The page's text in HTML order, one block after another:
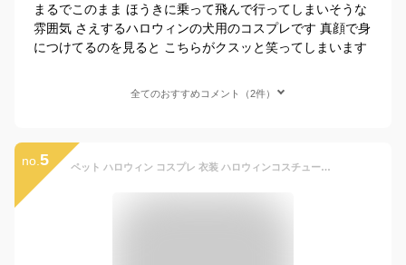
まるでこのまま ほうきに乗って飛んで行ってしまいそうな
雰囲気 さえするハロウィンの犬用のコスプレです 真顔で身
につけてるのを見ると こちらがクスッと笑ってしまいます
全てのおすすめコメント（2件）
no. 5 ペット ハロウィン コスプレ 衣装 ハロウィンコスチューム 犬 猫 ケープ マント リバーシブル かぼちゃ 犬服 仮装 柔らかい オススメ犬の服 秋 冬 ペット 服 フリース プレゼント インスタ パーティ S M オレンジ ブラック /ペット ハロウィンケープ